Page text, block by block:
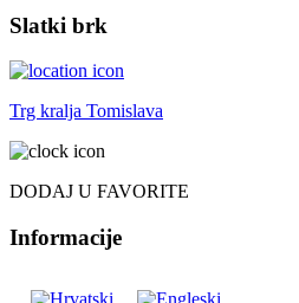
Slatki brk
Trg kralja Tomislava
DODAJ U FAVORITE
Informacije